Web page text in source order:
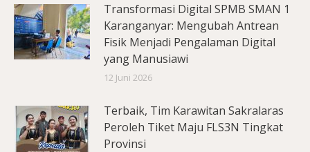
Transformasi Digital SPMB SMAN 1
Karanganyar: Mengubah Antrean
Fisik Menjadi Pengalaman Digital
yang Manusiawi
12 Juni 2026
Terbaik, Tim Karawitan Sakralaras
Peroleh Tiket Maju FLS3N Tingkat
Provinsi